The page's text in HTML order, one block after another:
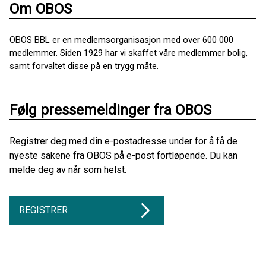
Om OBOS
OBOS BBL er en medlemsorganisasjon med over 600 000
medlemmer. Siden 1929 har vi skaffet våre medlemmer bolig,
samt forvaltet disse på en trygg måte.
Følg pressemeldinger fra OBOS
Registrer deg med din e-postadresse under for å få de
nyeste sakene fra OBOS på e-post fortløpende. Du kan
melde deg av når som helst.
REGISTRER